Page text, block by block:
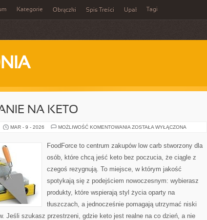
Kategorie Obrączki Spis Treści Upał Tagi
NA KETO
MAR - 9 - 2026 MOŻLIWOŚĆ KOMENTOWANIA ODCHUDZANIE
ZOSTAŁA WYŁĄCZONA
FoodForce to centrum zakupów low carb stworzony dla
osób, które chcą jeść keto bez poczucia, że ciągle z
czegoś rezygnują. To miejsce, w którym jakość
spotykają się z podejściem nowoczesnym: wybierasz
produkty, które wspierają styl życia oparty na
tłuszczach, a jednocześnie pomagają utrzymać niski
Jeśli szukasz przestrzeni, gdzie keto jest realne na co dzień, a nie